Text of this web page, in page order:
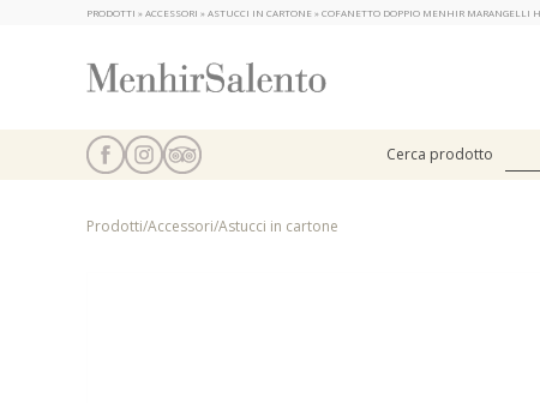
PRODOTTI » ACCESSORI » ASTUCCI IN CARTONE » COFANETTO DOPPIO MENHIR
Cerca prodotto
Prodotti/Accessori/Astucci in cartone